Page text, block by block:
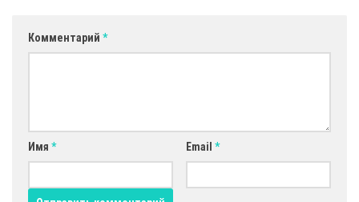
Комментарий *
Имя * Email *